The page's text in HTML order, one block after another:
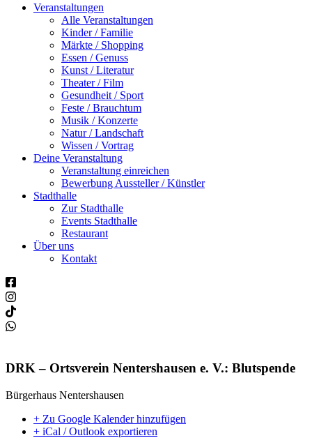
Veranstaltungen
Alle Veranstaltungen
Kinder / Familie
Märkte / Shopping
Essen / Genuss
Kunst / Literatur
Theater / Film
Gesundheit / Sport
Feste / Brauchtum
Musik / Konzerte
Natur / Landschaft
Wissen / Vortrag
Deine Veranstaltung
Veranstaltung einreichen
Bewerbung Aussteller / Künstler
Stadthalle
Zur Stadthalle
Events Stadthalle
Restaurant
Über uns
Kontakt
DRK – Ortsverein Nentershausen e. V.: Blutspende
Bürgerhaus Nentershausen
+ Zu Google Kalender hinzufügen
+ iCal / Outlook exportieren